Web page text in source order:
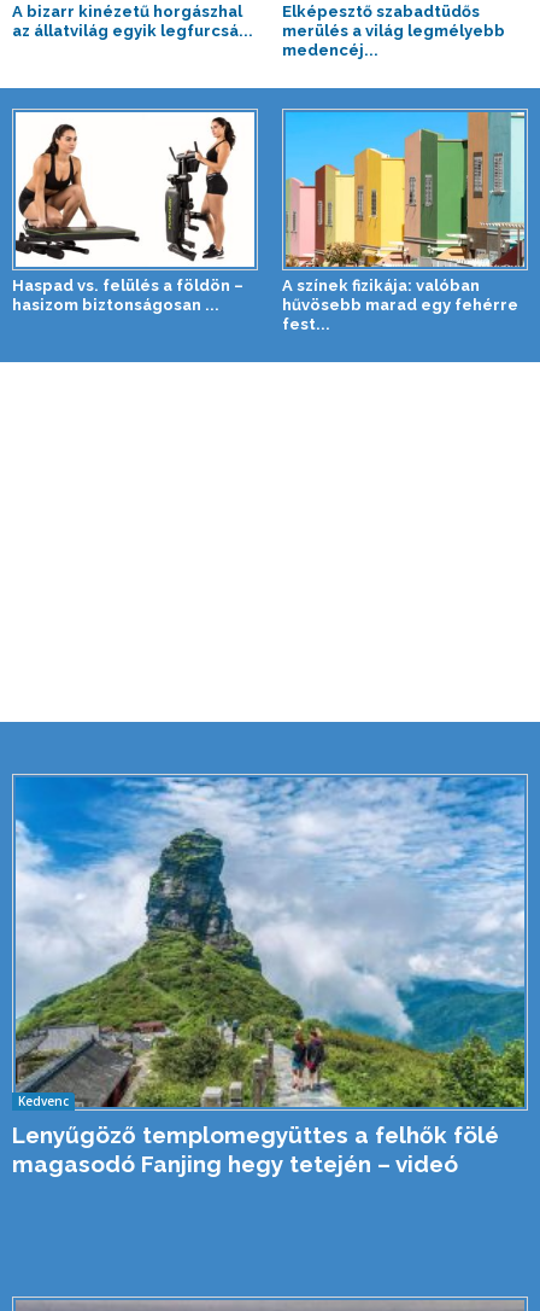
A bizarr kinézetű horgászhal
az állatvilág egyik legfurcsá...
Elképesztő szabadtüdős
merülés a világ legmélyebb
medencéj...
Haspad vs. felülés a földön –
hasizom biztonságosan ...
A színek fizikája: valóban
hűvösebb marad egy fehérre
fest...
Kedvenc
Lenyűgöző templomegyüttes a felhők fölé
magasodó Fanjing hegy tetején – videó